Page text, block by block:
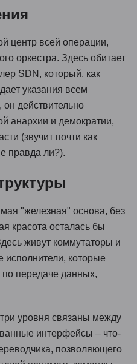
центр всей операции,
оркестра. Здесь обитает
SDN, который, как
указания всем
действительно
анархии и демократии,
(звучит почти как
правда ли?).
"железная" основа, без
красота осталась бы
живут коммутаторы и
которые
по передаче данных,
уровня связаны между
интерфейсы – что-
позволяющего